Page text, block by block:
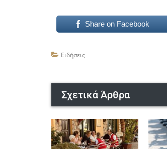
Share on Facebook
Ειδήσεις
Σχετικά Άρθρα